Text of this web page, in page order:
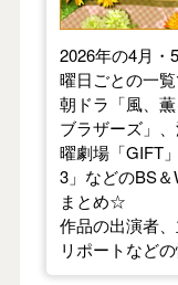
2026年の4月・
曜日ごとの一
朝ドラ「風、
ブラザーズ」
曜劇場「GIFT
3」などのBS
まとめ☆
作品の出演者
リポートなど